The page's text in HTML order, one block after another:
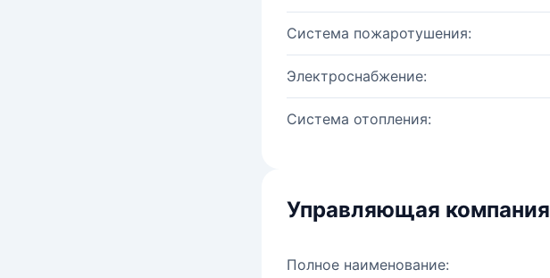
Система пожаротушения:
Электроснабжение:
Система отопления:
Управляющая компания
Полное наименование: